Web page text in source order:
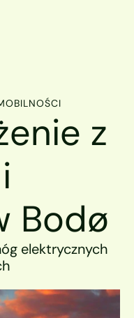
z
Bodø
elektrycznych